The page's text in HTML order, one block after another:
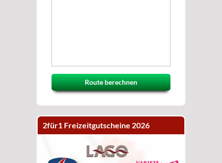
Route berechnen
2für1 Freizeitgutscheine 2026